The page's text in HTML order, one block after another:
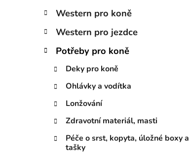
P
s
t
Přeskočit
kategorie
K
a
g
Western pro koně
Western pro jezdce
Potřeby pro koně
Deky pro koně
Ohlávky a vodítka
Lonžování
Zdravotní materiál, masti
Péče o srst, kopyta, úložné boxy a
tašky